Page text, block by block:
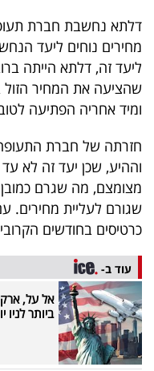
40
שיתופי
פעולה
דרושים
ניוזלטרים
מייל
אדום
דלתא נחשבת חברת
מחירים נוחים ליעד
ליעד זה, דלתא הייתה
שהציעה את המחיר הזול
ומיד אחריה הפתיעה
חזרתה של חברת
וההיע, שכן יעד זה לא
מצומצם, מה שגרם
שגורם לעליית מחירים.
כרטיסים בחודשים הקרובים
עוד ב-
אל על,
ביותר לניו